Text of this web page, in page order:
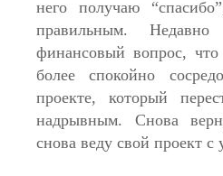
него получаю
правильным.
финансовый вопрос,
более спокойно
проекте, который
надрывным. Снова
снова веду свой проект с